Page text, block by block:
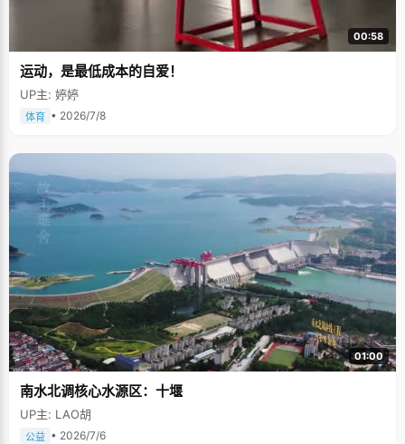
00:58
运动，是最低成本的自爱！
UP主: 婷婷
体育 • 2026/7/8
01:00
南水北调核心水源区：十堰
UP主: LAO胡
公益 • 2026/7/6